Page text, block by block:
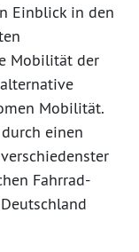
Einblick in den
Mobilität der
Mobilität.
einen
Fahrrad-